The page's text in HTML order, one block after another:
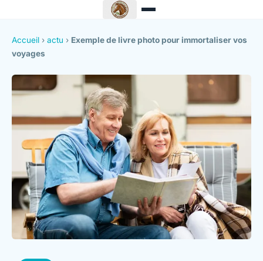
Accueil › actu › Exemple de livre photo pour immortaliser vos
voyages